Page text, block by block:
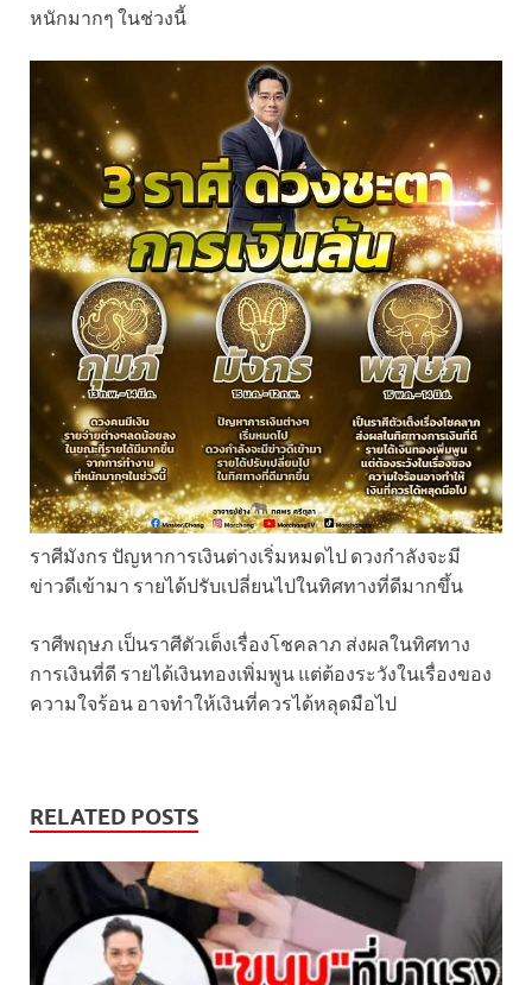
หนักมากๆ ในช่วงนี้
ราศีมังกร ปัญหาการเงินต่างเริ่มหมดไป ดวงกำลังจะมี
ข่าวดีเข้ามา รายได้ปรับเปลี่ยนไปในทิศทางที่ดีมากขึ้น
ราศีพฤษภ เป็นราศีตัวเต็งเรื่องโชคลาภ ส่งผลในทิศทาง
การเงินที่ดี รายได้เงินทองเพิ่มพูน แต่ต้องระวังในเรื่องของ
ความใจร้อน อาจทำให้เงินที่ควรได้หลุดมือไป
RELATED POSTS